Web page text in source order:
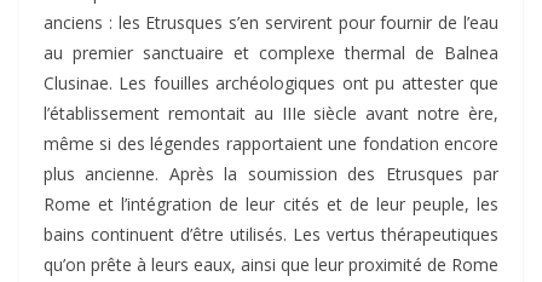
anciens : les Etrusques s’en servirent pour fournir de l’eau
au premier sanctuaire et complexe thermal de Balnea
Clusinae. Les fouilles archéologiques ont pu attester que
l’établissement remontait au IIIe siècle avant notre ère,
même si des légendes rapportaient une fondation encore
plus ancienne. Après la soumission des Etrusques par
Rome et l’intégration de leur cités et de leur peuple, les
bains continuent d’être utilisés. Les vertus thérapeutiques
qu’on prête à leurs eaux, ainsi que leur proximité de Rome